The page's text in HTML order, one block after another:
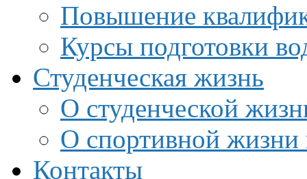
Повышение
Курсы подготовки
Студенческая жизнь
О студенческой
О спортивной жизни
Контакты